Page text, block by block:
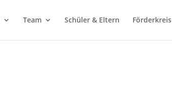
Team Schüler & Eltern Förderkreis